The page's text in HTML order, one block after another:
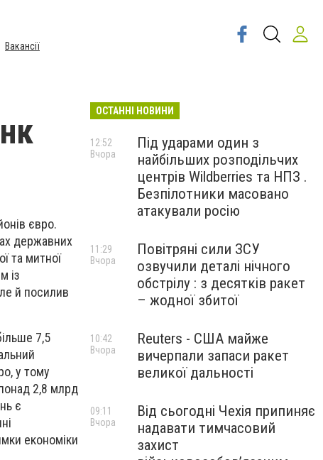
Вакансії
євро.
державних
та митної
із
й посилив
7,5
у тому
2,8 млрд
є
економіки
ОСТАННІ НОВИНИ
Під ударами один з
найбільших розподільчих
центрів Wildberries та НПЗ .
Безпілотники масовано
атакували росію
12:52
Вчора
Повітряні сили ЗСУ
озвучили деталі нічного
обстрілу : з десятків ракет
– жодної збитої
11:29
Вчора
Reuters - США майже
вичерпали запаси ракет
великої дальності
10:42
Вчора
Від сьогодні Чехія припиняє
надавати тимчасовий
захист
09:11
Вчора